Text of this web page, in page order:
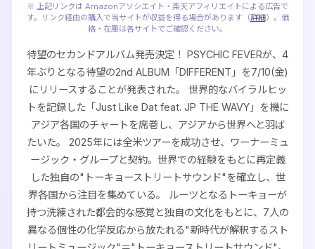
※ 上記リンクは Amazonアソシエイト・楽天アフィリエイトによる広告で
す。リンク経由の購入で当サイトが収益を得る場合があります（詳細）。価
格・在庫は各サイトでご確認ください。
待望のセカンドアルバム発売決定！ PSYCHIC FEVERが、4
年ぶりとなる待望の2nd ALBUM「DIFFERENT」を7/10(金)
にリリースすることが発表された。 世界的なバイラルヒッ
トを記録した「Just Like Dat feat. JP THE WAVY」を機に
アジア各国のチャートを席巻し、アジアから世界へと羽ば
たいた。 2025年には全米ツアーを成功させ、ワーナーミュ
ージック・グループと契約。世界での経験をもとに再定義
した独自の"トーキョーストリートサウンド"を確立し、世
界各国から注目を集めている。 ルーツとなるトーキョーが
持つ洗練された都会的な感覚と独自の文化をもとに、7人の
異なる個性の化学反応から放たれる"新時代が解釈するスト